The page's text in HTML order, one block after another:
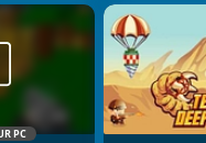
PC